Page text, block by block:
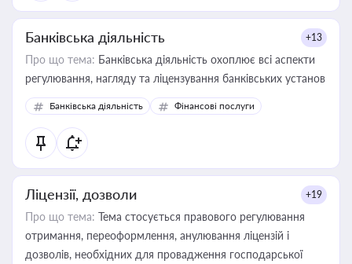
Банківська діяльність +13
Про що тема: Банківська діяльність охоплює всі аспекти
регулювання, нагляду та ліцензування банківських установ
Банківська діяльність Фінансові послуги
Ліцензії, дозволи +19
Про що тема: Тема стосується правового регулювання
отримання, переоформлення, анулювання ліцензій і
дозволів, необхідних для провадження господарської